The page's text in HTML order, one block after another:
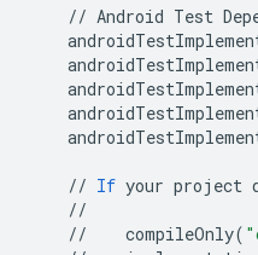
// Android Test
// If your project
//
//
compileOnly(